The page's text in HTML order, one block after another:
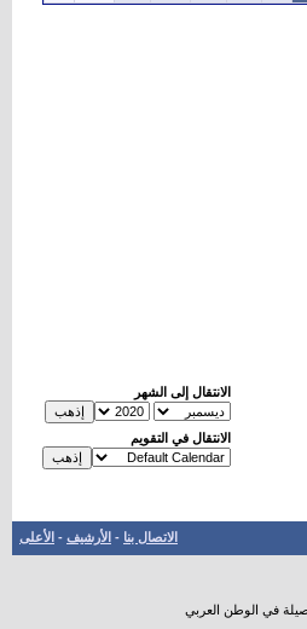
الانتقال إلى الشهر
الانتقال في التقويم
الاتصال بنا - الأرشيف - الأعلى
في الوطن العربي